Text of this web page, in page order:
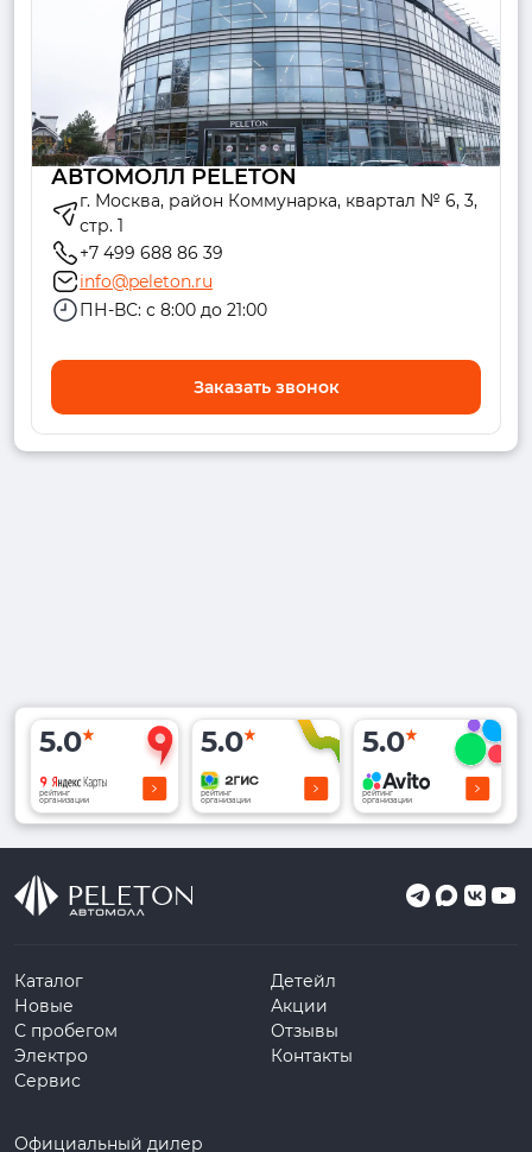
АВТОМОЛЛ PELETON
г. Москва, район Коммунарка, квартал № 6, 3,
стр. 1
+7 499 688 86 39
info@peleton.ru
ПН-ВС: с 8:00 до 21:00
Заказать звонок
5.0
рейтинг
организации
5.0
рейтинг
организации
5.0
рейтинг
организации
Каталог
Новые
С пробегом
Электро
Сервис
Детейл
Акции
Отзывы
Контакты
Официальный дилер